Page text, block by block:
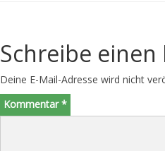
Schreibe
Deine E-Mail-Adresse wird nicht
Kommentar*